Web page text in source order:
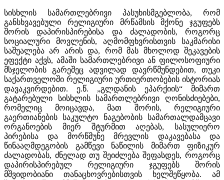
სისხლის სამართლებრივი პასუხისმგებლობა, რომ
განსხვავებული რელიგიური მრწამსის მქონე ჯგუფებს
შორის დაპირისპირებისა და ძალადობის, როგორც
სოციალური მოვლენის, აღმომფხვრისთვის საკმარისი
საშუალება არ არის და, რომ მას მხოლოდ შეკავების
ეფექტი აქვს, ამაში სამართლებრივი ან ფილოსოფიური
მსჯელობის გარეშეც ადვილად დავრწმუნდებით, თუკი
საქართველოში რელიგიური ურთიერთობების ისტორიას
დავაკვირდებით. ე.წ. „გლდანის ეპარქიის“ მიმართ
გატარებული სისხლის სამართლებრივი ღონისძიებები,
რომელიც მოიცავდა, მათ შორის, რელიგიური
გაერთიანების საკულტო ნაგებობის სამართალდამცავი
ორგანოების მიერ შტურმით აღებას, სასულიერო
პირებისა და მორწმუნე მრევლის დაკავებასა და
წინააღმდეგობის გამწევი ნაწილის მიმართ ფიზიკურ
ძალადობას, ძნელად თუ შეიძლება შეფასდეს, როგორც
დაპირისპირებულ რელიგიური ჯგუფებს შორის
მშვიდობიანი თანაცხოვრებისთვის ხელშეწყობა. ამ